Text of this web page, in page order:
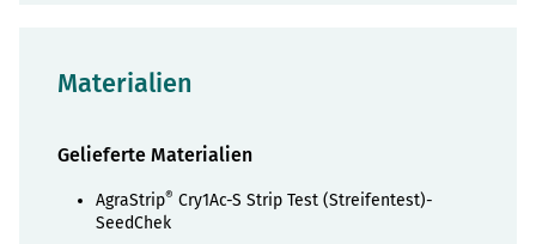
Materialien
Gelieferte Materialien
AgraStrip® Cry1Ac-S Strip Test (Streifentest)-
SeedChek